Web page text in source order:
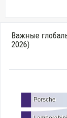
Важные
2026)